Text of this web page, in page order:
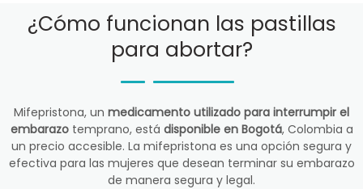
¿Cómo funcionan las pastillas
para abortar?
Mifepristona, un medicamento utilizado para interrumpir el
embarazotemprano, está disponible en Bogotá, Colombia a
un precio accesible. La mifepristona es una opción segura y
efectiva para las mujeres que desean terminar su embarazo
de manera segura y legal.